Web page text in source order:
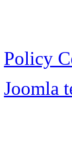
Policy
Joomla